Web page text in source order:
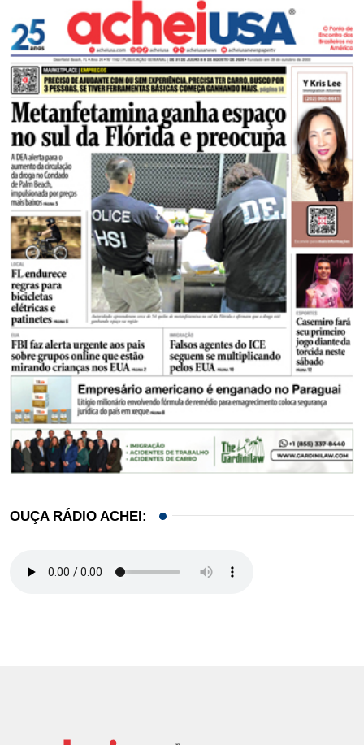
OUÇA RÁDIO ACHEI: